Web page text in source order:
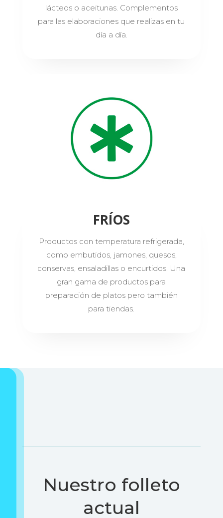
lácteos o aceitunas. Complementos
para las elaboraciones que realizas en tu
día a día.
FRÍOS
Productos con temperatura refrigerada,
como embutidos, jamones, quesos,
conservas, ensaladillas o encurtidos. Una
gran gama de productos para
preparación de platos pero también
para tiendas.
Nuestro folleto
actual